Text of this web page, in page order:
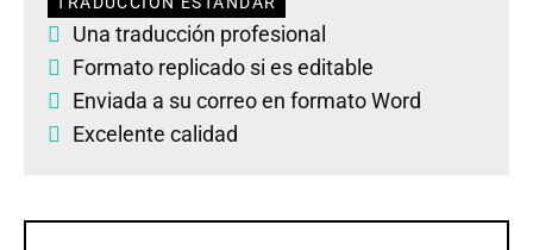
Una traducción profesional
Formato replicado si es editable
Enviada a su correo en formato Word
Excelente calidad